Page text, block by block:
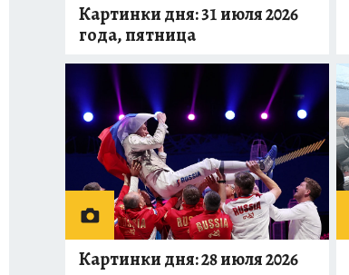
Картинки дня: 31 июля 2026
года, пятница
Картинки дня: 28 июля 2026